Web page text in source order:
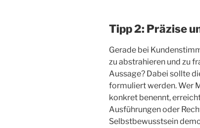
Tipp 2: Präzise
Gerade bei
zu abstrahieren und zu
Aussage? Dabei sollte
formuliert werden. Wer
konkret benennt,
Ausführungen oder
Selbstbewusstsein